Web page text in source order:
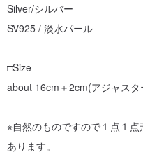
Silver/シルバー
SV925 / 淡水パール
□Size
about 16cm＋2cm(アジャスタ
※自然のものですので１点１
あります。